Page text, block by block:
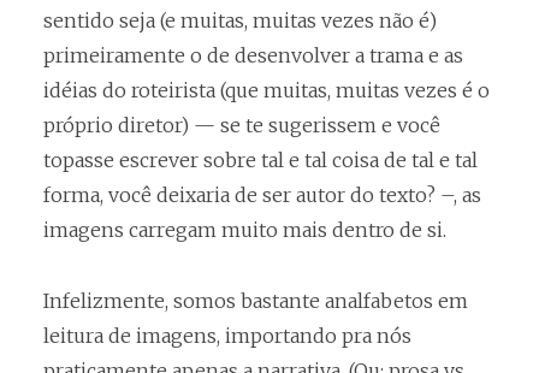
sentido seja (e muitas, muitas vezes não é)
primeiramente o de desenvolver a trama e as
idéias do roteirista (que muitas, muitas vezes é o
próprio diretor) — se te sugerissem e você
topasse escrever sobre tal e tal coisa de tal e tal
forma, você deixaria de ser autor do texto? –, as
imagens carregam muito mais dentro de si.
Infelizmente, somos bastante analfabetos em
leitura de imagens, importando pra nós